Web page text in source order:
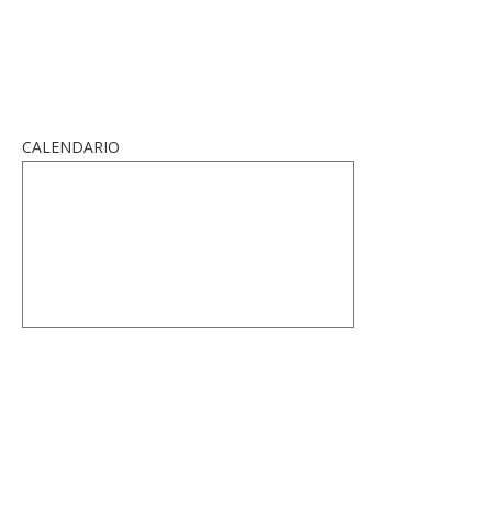
CALENDARIO